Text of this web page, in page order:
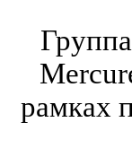
рамках